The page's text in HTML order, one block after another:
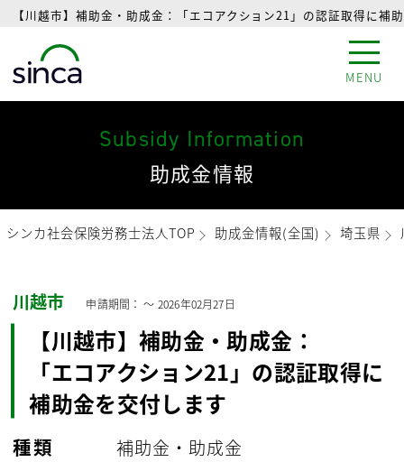
【川越市】補助金・助成金：「エコアクション21」の認証取得に
MENU
Subsidy Information
助成金情報
シンカ社会保険労務士法人TOP 助成金情報(全国) 埼玉県
川越市 申請期間： 〜 2026年02月27日
【川越市】補助金・助成金：
「エコアクション21」の認証取得に
補助金を交付します
種類 補助金・助成金